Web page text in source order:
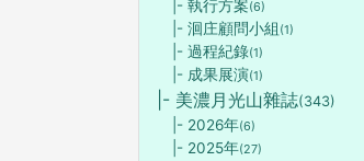
|- 執行方案(6)
|- 洄庄顧問小組 (1)
|- 過程紀錄(1)
|- 成果展演(1)
|- 美濃月光山雜誌(343)
|- 2026年(6)
|- 2025年(27)